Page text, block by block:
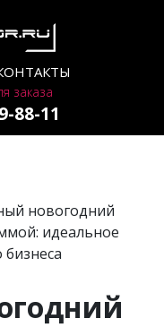
заказа
88-11
новогодний
идеальное